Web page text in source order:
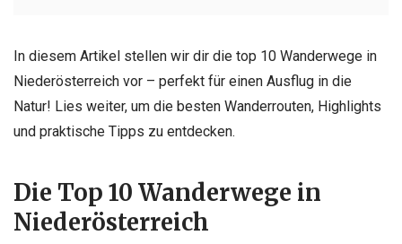
In diesem Artikel stellen wir dir die top 10 Wanderwege in
Niederösterreich vor – perfekt für einen Ausflug in die
Natur! Lies weiter, um die besten Wanderrouten, Highlights
und praktische Tipps zu entdecken.
Die Top 10 Wanderwege in
Niederösterreich